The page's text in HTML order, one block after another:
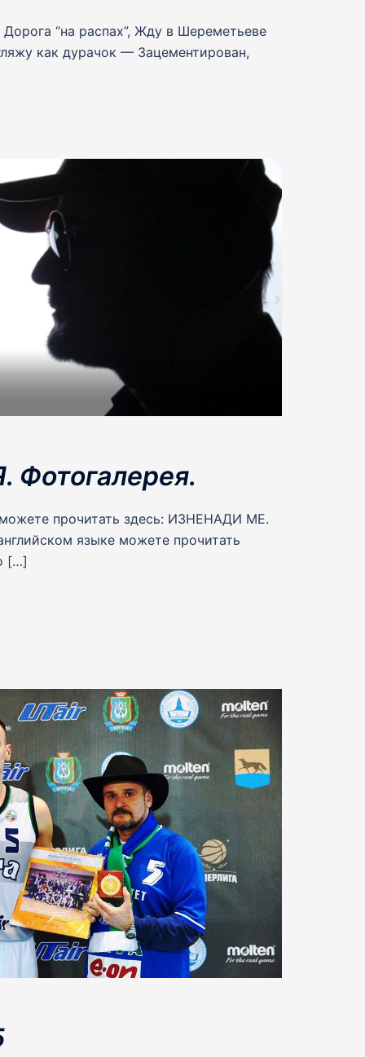
“на распах”, Жду в Шереметьеве
как дурачок — Зацементирован,
прочитать здесь: ИЗНЕНАДИ МЕ.
языке можете прочитать
[…]